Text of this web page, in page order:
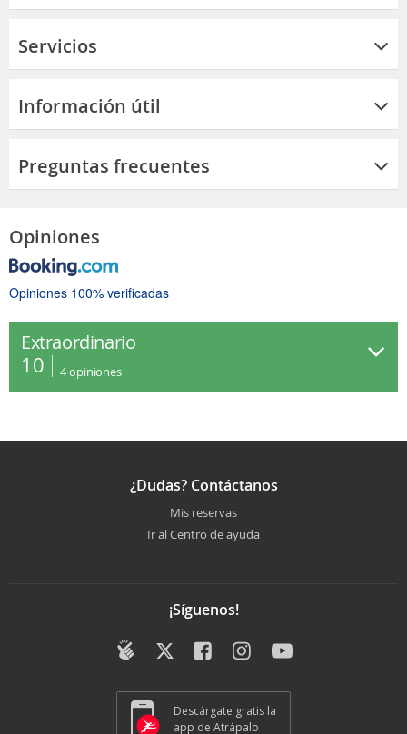
Servicios
Información útil
Preguntas frecuentes
Opiniones
Opiniones 100% verificadas
Extraordinario
10 4 opiniones
¿Dudas? Contáctanos
Mis reservas
Ir al Centro de ayuda
¡Síguenos!
Descárgate gratis la
app de Atrápalo